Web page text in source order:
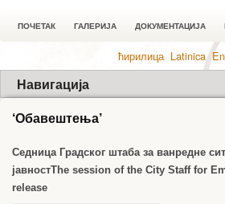
ПОЧЕТАК ГАЛЕРИЈА ДОКУМЕНТАЦИЈА
ћирилица Latinica
Навигација
‘Обавештења’
Седницa Градског штаба за ванредне
јавностThe session of the City Staff for
release